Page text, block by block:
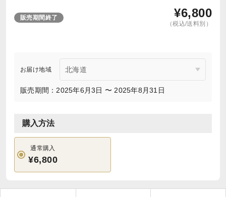
販売期間終了 ¥6,800
（税込/送料別）
お届け地域
販売期間：2025年6月3日 〜 2025年8月31日
購入方法
通常購入
¥6,800